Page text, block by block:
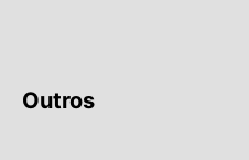
Outros